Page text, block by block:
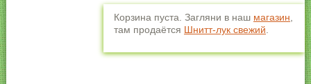
Корзина пуста. Загляни в наш магазин
там продаётся Шнитт-лук свежий